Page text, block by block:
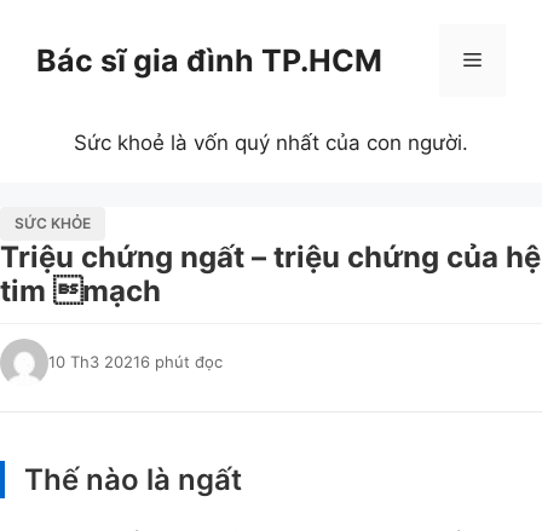
Bác sĩ gia đình TP.HCM Menu
Sức khoẻ là vốn quý nhất của con người.
SỨC KHỎE
Triệu chứng ngất – triệu chứng của hệ
tim mạch
10 Th3 20216 phút đọc
Thế nào là ngất